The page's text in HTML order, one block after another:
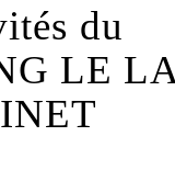
du
LE